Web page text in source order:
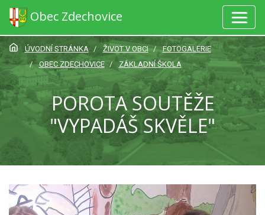
Obec Zdechovice
ÚVODNÍ STRÁNKA ŽIVOT V OBCI
FOTOGALERIE
OBEC ZDECHOVICE
ZÁKLADNÍ ŠKOLA
POROTA SOUTĚŽE
"VYPADÁŠ SKVĚLE"